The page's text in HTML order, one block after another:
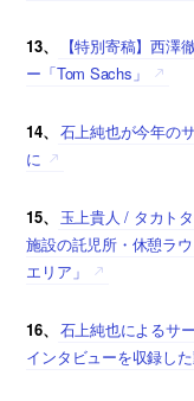
13、
【特別寄稿】西澤
ー「Tom Sachs」
14、 石上純也が今年の
に
15、
玉上貴人 / タカト
施設の託児所・休憩ラ
エリア」
16、 石上純也によるサ
インタビューを収録し